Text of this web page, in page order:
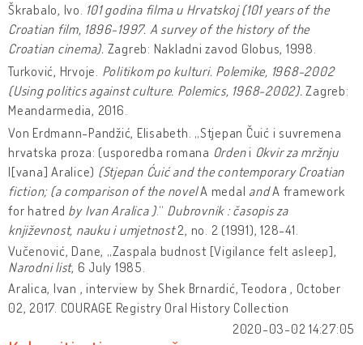
Škrabalo, Ivo. 101 godina filma u Hrvatskoj (101 years of the
Croatian film, 1896-1997. A survey of the history of the
Croatian cinema). Zagreb: Nakladni zavod Globus, 1998.
Turković, Hrvoje. Politikom po kulturi. Polemike, 1968-2002
(Using politics against culture. Polemics, 1968-2002).Zagreb:
Meandarmedia, 2016.
Von Erdmann-Pandžić, Elisabeth. „Stjepan Čuić i suvremena
hrvatska proza: (usporedba romana Ordeni Okvir za mržnju
I[vana] Aralice) (Stjepan Ćuić and the contemporary Croatian
fiction; (a comparison of the novelA medal andA framework
for hatred by Ivan Aralica ) .“ Dubrovnik : časopis za
književnost, nauku i umjetnost2, no. 2 (1991), 128-41.
Vučenović, Dane, „Zaspala budnost [Vigilance felt asleep],
Narodni list, 6 July 1985.
Aralica, Ivan , interview by Shek Brnardić, Teodora , October
02, 2017. COURAGE Registry Oral History Collection
2020-03-02 14:27:05